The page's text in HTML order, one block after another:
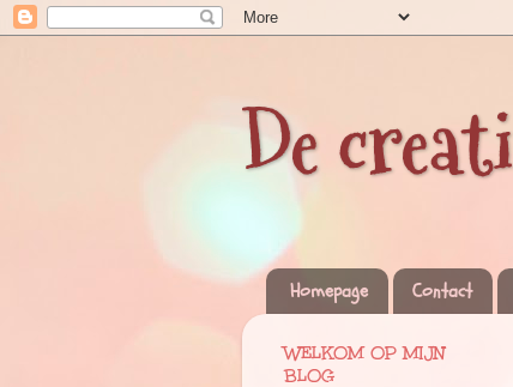
De
Homepage Contact
WELKOM OP MIJN
BLOG